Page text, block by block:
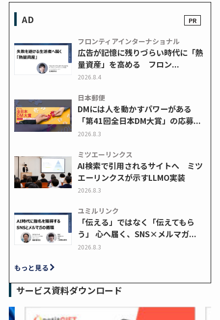
AD
フロンティアインターナショナル
広告が記憶に残りづらい時代に「熱
量資産」を高める フロン...
2026.8.4
日本郵便
DMには人を動かすパワーがある
「第41回全日本DM大賞」の応募...
2026.8.3
ミツエーリンクス
AI検索で引用されるサイトへ ミツ
エーリンクスが示すLLMO実装
2026.8.3
ユミルリンク
「伝える」ではなく「伝えてもら
う」 心へ届く、SNS×メルマガ...
2026.8.3
もっと見る
サービス資料ダウンロード